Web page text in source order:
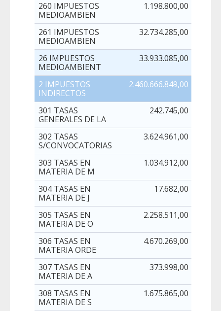
260 IMPUESTOS
MEDIOAMBIEN
1.198.800,00
261 IMPUESTOS
MEDIOAMBIEN
32.734.285,00
26 IMPUESTOS
MEDIOAMBIENT
33.933.085,00
2 IMPUESTOS
INDIRECTOS
2.460.666.849,00
301 TASAS
GENERALES DE LA
242.745,00
302 TASAS
S/CONVOCATORIAS
3.624.961,00
303 TASAS EN
MATERIA DE M
1.034.912,00
304 TASAS EN
MATERIA DE J
17.682,00
305 TASAS EN
MATERIA DE O
2.258.511,00
306 TASAS EN
MATERIA ORDE
4.670.269,00
307 TASAS EN
MATERIA DE A
373.998,00
308 TASAS EN
MATERIA DE S
1.675.865,00